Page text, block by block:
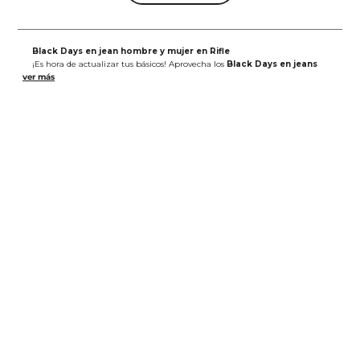
Black Days en jean hombre y mujer en Rifle
¡Es hora de actualizar tus básicos! Aprovecha los Black Days en jeans
hombre y mujer